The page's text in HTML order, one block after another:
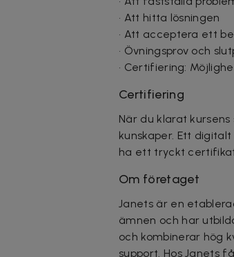
• Att hitta lösningen
• Att acceptera ett
• Övningsprov och
• Certifiering:
Certifiering
När du klarat
kunskaper. Ett
ha ett tryckt certifikat
Om företaget
Janets är en
ämnen och har
och kombinerar hög
support. Hos Janets